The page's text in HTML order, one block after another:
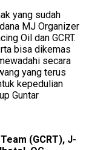
yang sudah
MJ Organizer
Oil dan GCRT.
bisa dikemas
secara
yang terus
kepedulian
Guntar
(GCRT), J-